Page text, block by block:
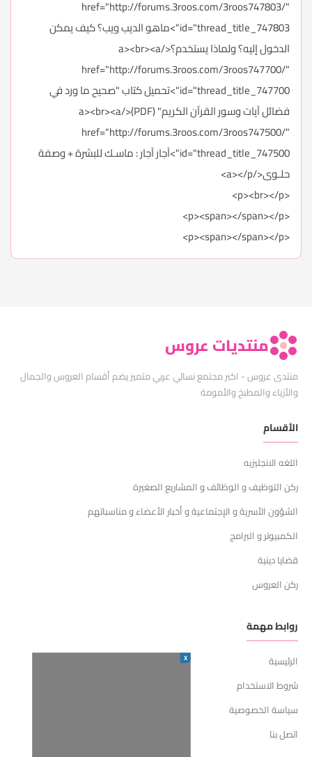
href="http://forums.3roos.com/3roos747803/"
id="thread_title_747803">ماهو الديب ويب؟ كيف يمكن
الدخول إليه؟ ولماذا يستخدم؟</a><br><a
href="http://forums.3roos.com/3roos747700/"
id="thread_title_747700">تحميل كتاب "صحيح ما ورد في
فضائل آيات وسور القرآن الكريم" (PDF)</a><br><a
href="http://forums.3roos.com/3roos747500/"
id="thread_title_747500">آجار آجار : ماسـك للبشرة + وصفة
حلـوى</a></p>
<p><br></p>
<p><span></span></p>
<p><span></span></p>
منتديات عروس
منتدى عروس - اكبر مجتمع نسائي عربي متميز يضم أقسام العروس والجمال
والأزياء والمطبخ والأمومة
الأقسام
اللغه الانجليزيه
ركن التوظيف و الوظائف و المشاريع الصغيرة
الشؤون الأسرية و الإجتماعية و أخبار الأعضاء و مناسباتهم
الكمبيوتر و البرامج
قضايا دينية
ركن العروس
روابط مهمة
الرئيسية
شروط الاستخدام
سياسة الخصوصية
اتصل بنا
X